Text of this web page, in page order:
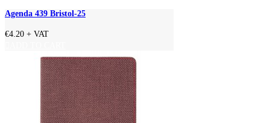
Agenda 439 Bristol-25
€4.20 + VAT